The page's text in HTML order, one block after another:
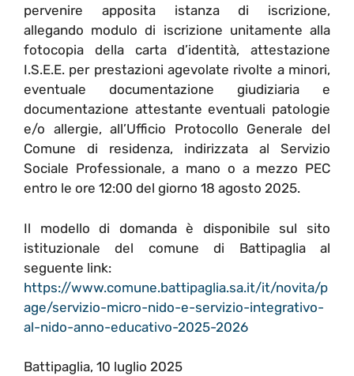
pervenire apposita istanza di iscrizione,
allegando modulo di iscrizione unitamente alla
fotocopia della carta d’identità, attestazione
I.S.E.E. per prestazioni agevolate rivolte a minori,
eventuale documentazione giudiziaria e
documentazione attestante eventuali patologie
e/o allergie, all’Ufficio Protocollo Generale del
Comune di residenza, indirizzata al Servizio
Sociale Professionale, a mano o a mezzo PEC
entro le ore 12:00 del giorno 18 agosto 2025.
Il modello di domanda è disponibile sul sito
istituzionale del comune di Battipaglia al
seguente link:
https://www.comune.battipaglia.sa.it/it/novita/p
age/servizio-micro-nido-e-servizio-integrativo-
al-nido-anno-educativo-2025-2026
Battipaglia, 10 luglio 2025